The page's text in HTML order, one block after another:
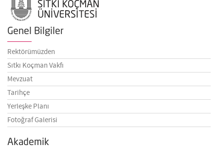
Genel Bilgiler
Rektörümüzden
Sıtkı Koçman Vakfı
Mevzuat
Tarihçe
Yerleşke Planı
Fotoğraf Galerisi
Akademik